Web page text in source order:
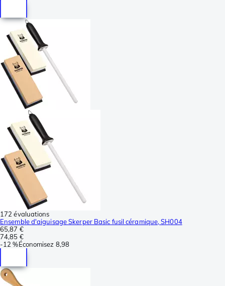
172 évaluations
Ensemble d'aiguisage Skerper Basic fusil céramique, SH004
65,87 €
74,85 €
-12 %Économisez 8,98